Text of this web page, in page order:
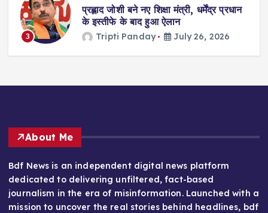
3
प्रह्लाद जोशी बने नए शिक्षा मंत्री, धर्मेंद्र प्रधान
के इस्तीफे के बाद हुआ ऐलान
Tripti Panday July 26, 2026
About Me
Bdf News is an independent digital news platform
dedicated to delivering unfiltered, fact-based
journalism in the era of misinformation. Launched with a
mission to uncover the real stories behind headlines, bdf